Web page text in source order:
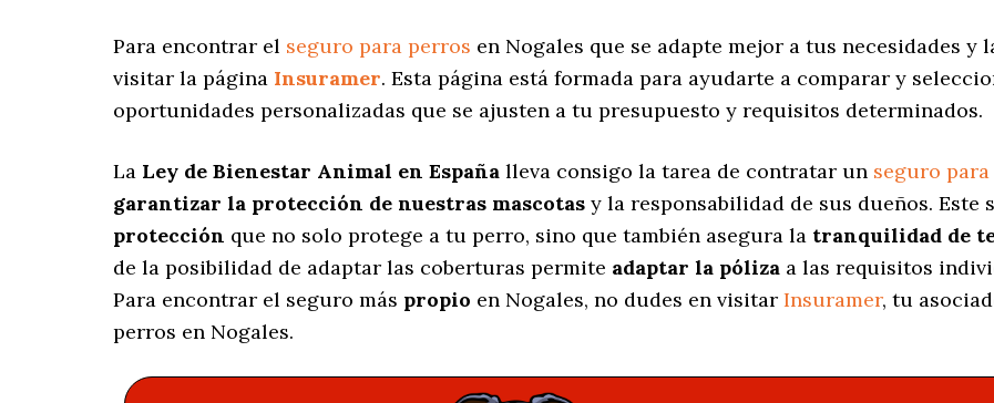
Para encontrar el seguro para perros en Nogales que se adapte mejor a tus necesidades y
visitar la página Insuramer. Esta página está formada para ayudarte a comparar y
oportunidades personalizadas que se ajusten a tu presupuesto y requisitos determinados.
La Ley de Bienestar Animal en España lleva consigo la tarea de contratar un seguro
garantizar la protección de nuestras mascotas y la responsabilidad de sus dueños. Este
protección que no solo protege a tu perro, sino que también asegura la tranquilidad de
de la posibilidad de adaptar las coberturas permite adaptar la póliza a las requisitos
Para encontrar el seguro más propio en Nogales, no dudes en visitar Insuramer, tu
perros en Nogales.